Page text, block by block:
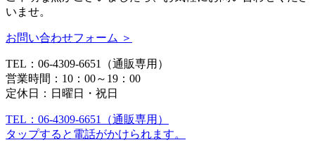
いませ。
お問い合わせフォーム ＞
TEL：06-4309-6651（通販専用）
営業時間：10：00～19：00
定休日：日曜日・祝日
TEL：06-4309-6651（通販専用）
タップすると電話がかけられます。